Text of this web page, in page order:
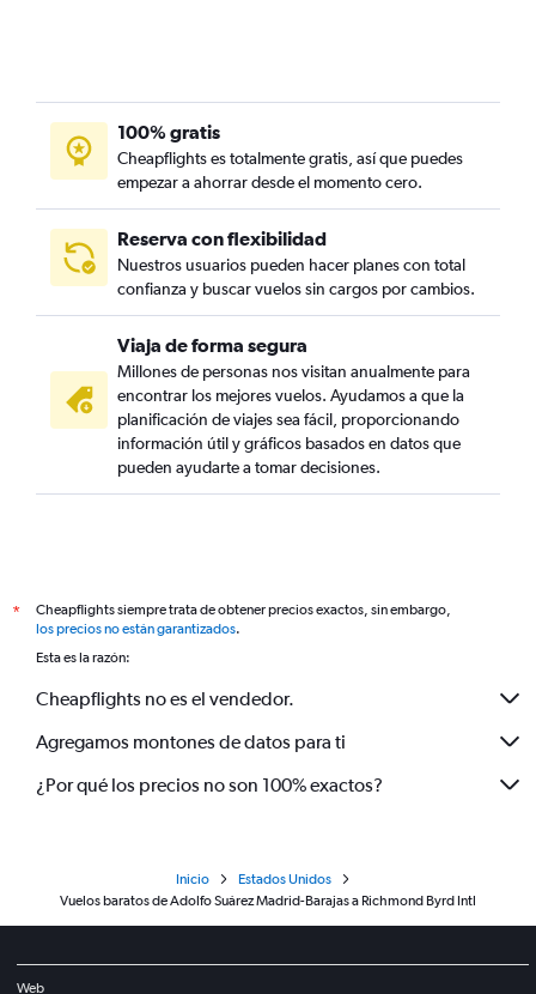
100% gratis
Cheapflights es totalmente gratis, así que puedes
empezar a ahorrar desde el momento cero.
Reserva con flexibilidad
Nuestros usuarios pueden hacer planes con total
confianza y buscar vuelos sin cargos por cambios.
Viaja de forma segura
Millones de personas nos visitan anualmente para
encontrar los mejores vuelos. Ayudamos a que la
planificación de viajes sea fácil, proporcionando
información útil y gráficos basados en datos que
pueden ayudarte a tomar decisiones.
*
Cheapflights siempre trata de obtener precios exactos, sin embargo,
los precios no están garantizados.
Esta es la razón:
Cheapflights no es el vendedor.
Agregamos montones de datos para ti
¿Por qué los precios no son 100% exactos?
Inicio
Estados Unidos
Vuelos baratos de Adolfo Suárez Madrid-Barajas a Richmond Byrd Intl
Web